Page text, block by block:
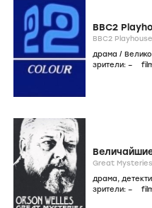
BBC2
драма /
зрители: –
драма,
зрители: –